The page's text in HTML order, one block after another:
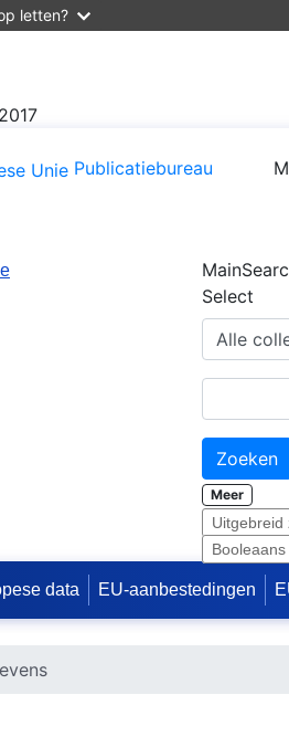
letten?
Publicatiebureau
Select
Zoeken
Meer
Uitgebreid
data EU-aanbestedingen